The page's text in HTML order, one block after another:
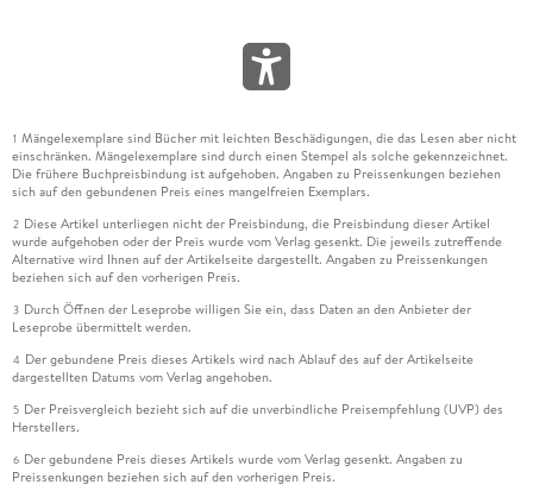
1 Mängelexemplare sind Bücher mit leichten Beschädigungen, die das Lesen aber nicht
einschränken. Mängelexemplare sind durch einen Stempel als solche gekennzeichnet.
Die frühere Buchpreisbindung ist aufgehoben. Angaben zu Preissenkungen beziehen
sich auf den gebundenen Preis eines mangelfreien Exemplars.
2 Diese Artikel unterliegen nicht der Preisbindung, die Preisbindung dieser Artikel
wurde aufgehoben oder der Preis wurde vom Verlag gesenkt. Die jeweils zutreffende
Alternative wird Ihnen auf der Artikelseite dargestellt. Angaben zu Preissenkungen
beziehen sich auf den vorherigen Preis.
3 Durch Öffnen der Leseprobe willigen Sie ein, dass Daten an den Anbieter der
Leseprobe übermittelt werden.
4 Der gebundene Preis dieses Artikels wird nach Ablauf des auf der Artikelseite
dargestellten Datums vom Verlag angehoben.
5 Der Preisvergleich bezieht sich auf die unverbindliche Preisempfehlung (UVP) des
Herstellers.
6 Der gebundene Preis dieses Artikels wurde vom Verlag gesenkt. Angaben zu
Preissenkungen beziehen sich auf den vorherigen Preis.